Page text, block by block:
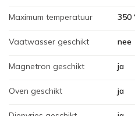
Maximum temperatuur 350
Vaatwasser geschikt nee
Magnetron geschikt ja
Oven geschikt ja